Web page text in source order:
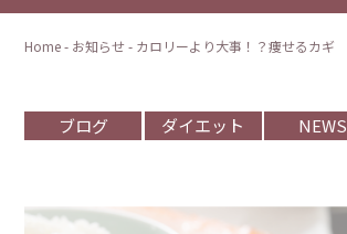
Home- お知らせ- カロリーより大事！？痩せるカギ
ブログ ダイエット NEWS